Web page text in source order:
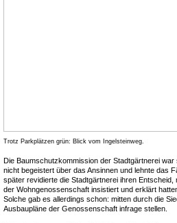
Trotz Parkplätzen grün: Blick vom Ingelsteinweg.
Die Baumschutzkommission der Stadtgärtnerei
nicht begeistert über das Ansinnen und lehnte das
später revidierte die Stadtgärtnerei ihren Entscheid,
der Wohngenossenschaft insistiert und erklärt
Solche gab es allerdings schon: mitten durch die
Ausbaupläne der Genossenschaft infrage stellen.